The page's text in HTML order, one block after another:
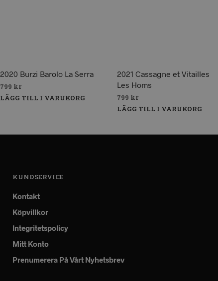
2020 Burzi Barolo La Serra
799 kr
LÄGG TILL I VARUKORG
2021 Cassagne et Vitailles
Les Homs
799 kr
LÄGG TILL I VARUKORG
KUNDSERVICE
Kontakt
Köpvillkor
Integritetspolicy
Mitt Konto
Prenumerera På Vårt Nyhetsbrev